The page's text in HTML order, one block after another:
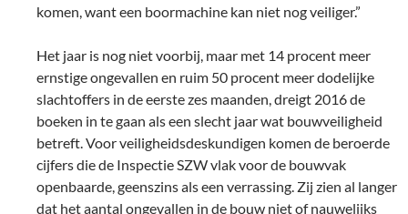
komen, want een boormachine kan niet nog veiliger.”
Het jaar is nog niet voorbij, maar met 14 procent meer
ernstige ongevallen en ruim 50 procent meer dodelijke
slachtoffers in de eerste zes maanden, dreigt 2016 de
boeken in te gaan als een slecht jaar wat bouwveiligheid
betreft. Voor veiligheidsdeskundigen komen de beroerde
cijfers die de Inspectie SZW vlak voor de bouwvak
openbaarde, geenszins als een verrassing. Zij zien al langer
dat het aantal ongevallen in de bouw niet of nauwelijks